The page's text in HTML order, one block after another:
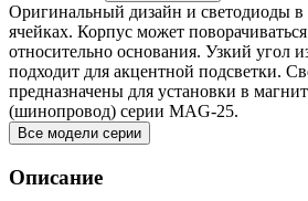
Оригинальный дизайн и светодиоды
ячейках. Корпус может
относительно основания. Узкий угол
подходит для акцентной подсветки.
предназначены для установки в
(шинопровод) серии MAG-25.
Все модели серии
Описание